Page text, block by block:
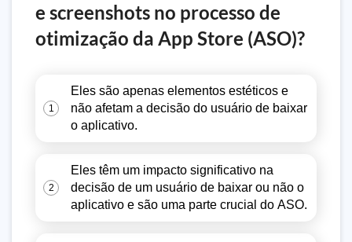
e screenshots no processo de
otimização da App Store (ASO)?
1
Eles são apenas elementos estéticos e
não afetam a decisão do usuário de baixar
o aplicativo.
2
Eles têm um impacto significativo na
decisão de um usuário de baixar ou não o
aplicativo e são uma parte crucial do ASO.